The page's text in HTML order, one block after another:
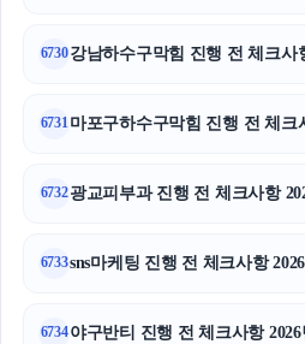
6730강남하수구막힘 진행 전 체크사
6731마포구하수구막힘 진행 전 체크
6732광교피부과 진행 전 체크사항
6733sns마케팅 진행 전 체크사항
6734야구반티 진행 전 체크사항 2026